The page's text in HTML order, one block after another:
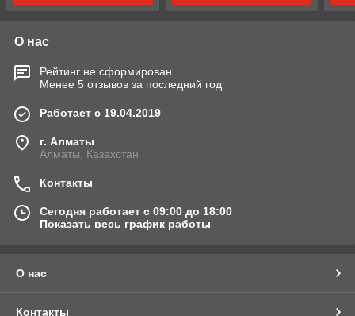
О нас
Рейтинг не сформирован
Менее 5 отзывов за последний год
Работает с 19.04.2019
г. Алматы
Алматы, Казахстан
Контакты
Сегодня работает с 09:00 до 18:00
Показать весь график работы
О нас
Контакты